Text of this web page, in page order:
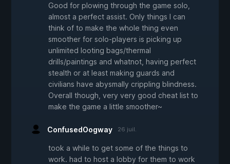
Good for plowing through the game solo,
almost a perfect assist. Only things I can
think of to make the whole thing even
smoother for solo-players is picking up
unlimited looting bags/thermal
drills/paintings and whatnot, having perfect
stealth or at least making guards and
civilians have abysmally crippling blindness.
Overall though, very very good cheat list to
make the game a little smoother~
ConfusedOogway 26 juil.
took a while to get some of the things to
work. had to host a lobby for them to work